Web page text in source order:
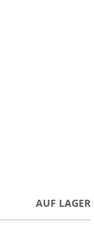
AUF LAGER